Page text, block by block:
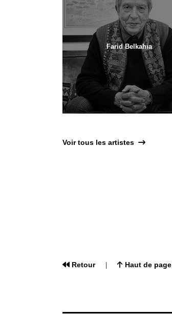
Farid Belkahia
Voir tous les artistes
Retour| Haut de page